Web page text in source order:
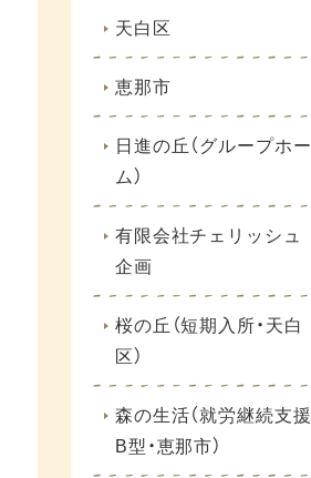
天白区
恵那市
日進の丘（グループホー
ム）
有限会社チェリッシュ
企画
桜の丘（短期入所・天白
区）
森の生活（就労継続支援
B型・恵那市）